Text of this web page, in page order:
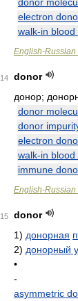
electron
walk-in blood
English-
14
donor
донор;
donor
donor
electron
walk-in blood
immune
English-
15
donor
1) донорная
2) донорный
•
-
asymmetric